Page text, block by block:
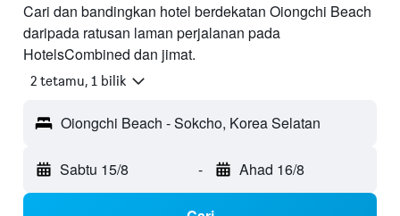
Cari dan bandingkan hotel berdekatan Oiongchi Beach
daripada ratusan laman perjalanan pada
HotelsCombined dan jimat.
2 tetamu, 1 bilik
Oiongchi Beach - Sokcho, Korea Selatan
Sabtu 15/8 - Ahad 16/8